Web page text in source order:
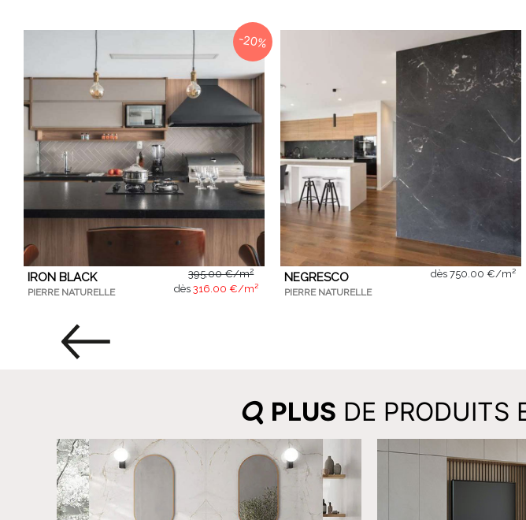
-20%
IRON BLACK
PIERRE NATURELLE
395.00 €/m²
dès316.00 €/m²
NEGRESCO
PIERRE NATURELLE
dès 750.00 €/m²
PLUS DE PRODUITS